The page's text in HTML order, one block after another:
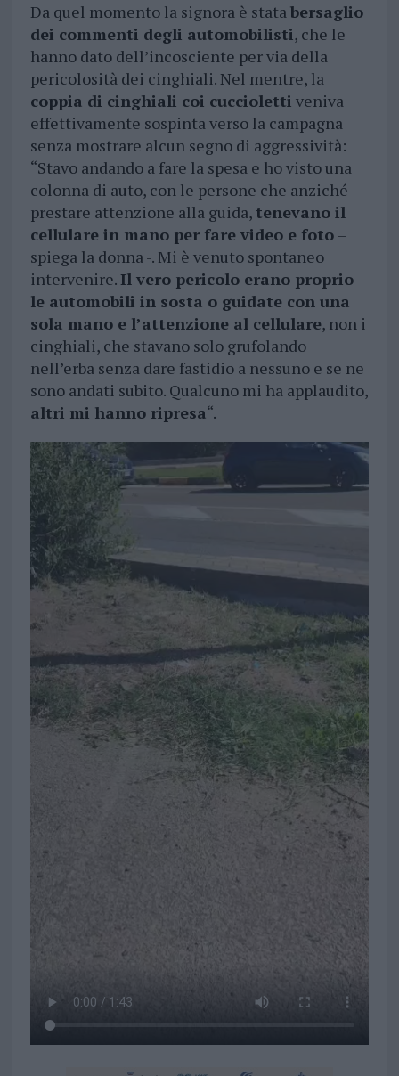
Da quel momento la signora è statabersaglio
dei commenti degli automobilisti, che le
hanno dato dell’incosciente per via della
pericolosità dei cinghiali. Nel mentre, la
coppia di cinghiali coi cuccioletti veniva
effettivamente sospinta verso la campagna
senza mostrare alcun segno di aggressività:
“Stavo andando a fare la spesa e ho visto una
colonna di auto, con le persone che anziché
prestare attenzione alla guida, tenevano il
cellulare in mano per fare video e foto–
spiega la donna -. Mi è venuto spontaneo
intervenire. Il vero pericolo erano proprio
le automobili in sosta o guidate con una
sola mano e l’attenzione al cellulare, non i
cinghiali, che stavano solo grufolando
nell’erba senza dare fastidio a nessuno e se ne
sono andati subito. Qualcuno mi ha applaudito,
altri mi hanno ripresa“.